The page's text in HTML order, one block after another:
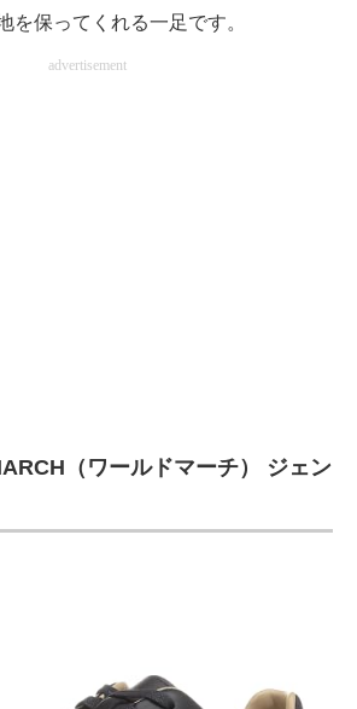
を保ってくれる一足です。
advertisement
（ワールドマーチ） ジェン